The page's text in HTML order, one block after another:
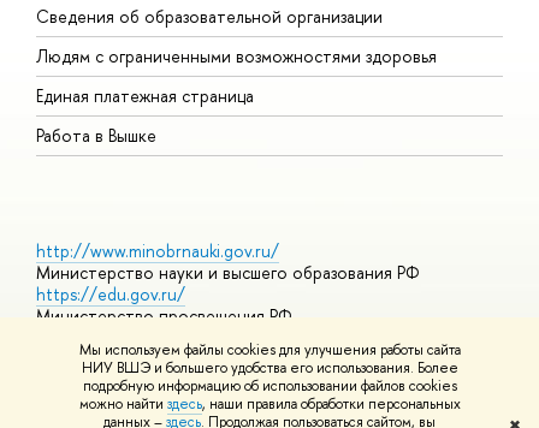
Мы используем файлы cookies для улучшения работы сайта
НИУ ВШЭ и большего удобства его использования. Более
подробную информацию об использовании файлов cookies
можно найти здесь, наши правила обработки персональных
данных –здесь. Продолжая пользоваться сайтом, вы
Сведения об образовательной организации
Людям с ограниченными возможностями здоровья
Единая платежная страница
Работа в Вышке
http://www.minobrnauki.gov.ru/
Министерство науки и высшего образования РФ
https://edu.gov.ru/
Министерство просвещения РФ
https://elearning.hse.ru/mooc
Массовые открытые онлайн-курсы